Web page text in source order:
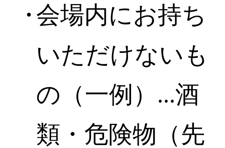
会場内にお持ち
いただけないも
の（一例）...酒
類・危険物（先